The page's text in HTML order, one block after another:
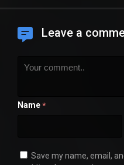
Leave a
Name *
Save my name, email,